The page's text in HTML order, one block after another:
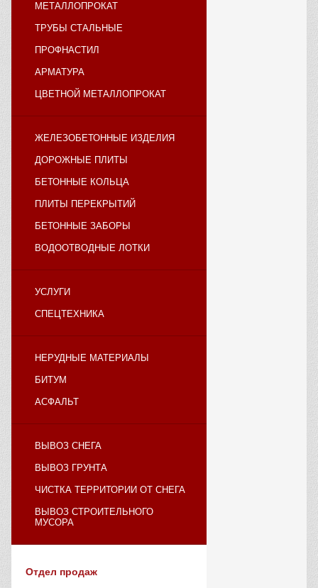
МЕТАЛЛОПРОКАТ
ТРУБЫ СТАЛЬНЫЕ
ПРОФНАСТИЛ
АРМАТУРА
ЦВЕТНОЙ МЕТАЛЛОПРОКАТ
ЖЕЛЕЗОБЕТОННЫЕ ИЗДЕЛИЯ
ДОРОЖНЫЕ ПЛИТЫ
БЕТОННЫЕ КОЛЬЦА
ПЛИТЫ ПЕРЕКРЫТИЙ
БЕТОННЫЕ ЗАБОРЫ
ВОДООТВОДНЫЕ ЛОТКИ
УСЛУГИ
СПЕЦТЕХНИКА
НЕРУДНЫЕ МАТЕРИАЛЫ
БИТУМ
АСФАЛЬТ
ВЫВОЗ СНЕГА
ВЫВОЗ ГРУНТА
ЧИСТКА ТЕРРИТОРИИ ОТ СНЕГА
ВЫВОЗ СТРОИТЕЛЬНОГО
МУСОРА
Отдел продаж